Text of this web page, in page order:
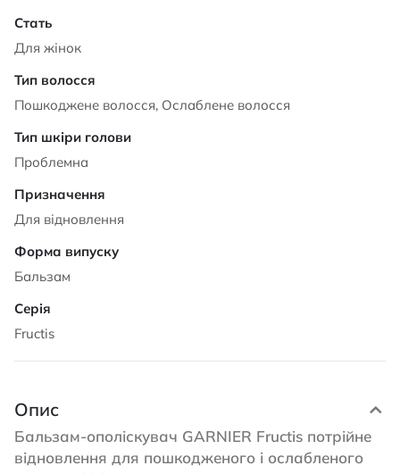
Для жінок
Пошкоджене волосся, Ослаблене волосся
Проблемна
Для відновлення
Бальзам
Fructis
Опис
Бальзам-ополіскувач GARNIER Fructis потрійне
відновлення для пошкодженого і ослабленого